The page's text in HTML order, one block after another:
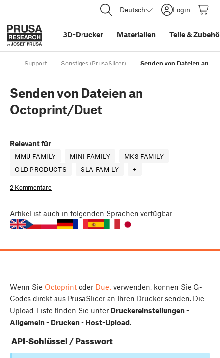
Deutsch Login
3D-Drucker Materialien Teile&
Support Sonstiges (PrusaSlicer) Senden von Dateien an
Senden von Dateien an
Octoprint/Duet
Relevant für
MMU FAMILY MINI FAMILY
MK3 FAMILY
OLD PRODUCTS
SLA FAMILY +
2 Kommentare
Artikel ist auch in folgenden Sprachen verfügbar
Wenn Sie Octoprint oder Duet verwenden, können Sie G-
Codes direkt aus PrusaSlicer an Ihren Drucker senden. Die
Upload-Liste finden Sie unter Druckereinstellungen -
Allgemein - Drucken - Host-Upload.
API-Schlüssel / Passwort